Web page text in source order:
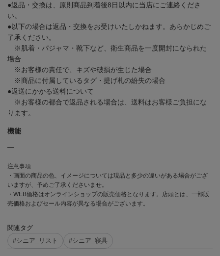
●返品・交換は、原則商品到着後8日以内に当店にご連絡くださ
い。
●以下の場合は返品・交換をお受けいたしかねます。あらかじめご
了承ください。
※肌着・パジャマ・靴下など、衛生商品を一度開封になられた
場合
※お客様の責任で、キズや破損が生じた場合
※商品に付属しているタグ・提げ札の紛失の場合
●返送にかかる送料について
※お客様の都合で返品される場合は、送料はお客様ご負担にな
ります。
機能
―
注意事項
・画面の商品の色、イメージについては現品と多少の違いがある場合がござ
いますが、予めご了承くださいませ。
・WEB価格はオンラインショップの販売価格となります。店頭とは、一部販
売価格およびセール内容が異なる場合がございます。
関連タグ
#シニア_リスト
#シニア_寝具